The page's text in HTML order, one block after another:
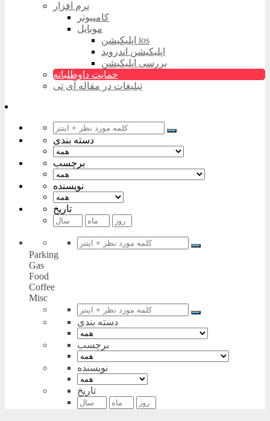
نرم افزار
کامپیوتر
موبایل
اپلیکیشن ios
اپلیکیشن اندروید
بررسی اپلیکیشن
حمایت داوطلبانه
تبلیغات در مقاله آی تی
دسته بندی
برچسب
نویسنده
تاریخ
Parking
Gas
Food
Coffee
Misc
دسته بندی
برچسب
نویسنده
تاریخ